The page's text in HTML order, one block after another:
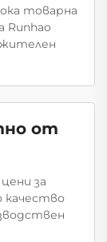
товарна
Runhao
от
за
качество